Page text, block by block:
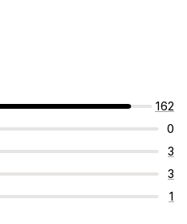
162
0
3
3
1